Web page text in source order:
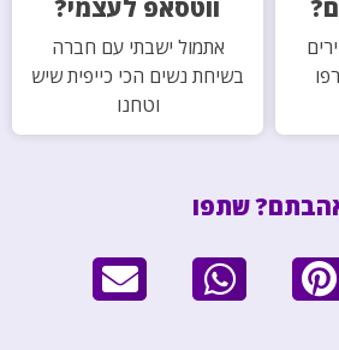
ווטסאפ לעצמי?
אתמול ישבתי עם חברה
בשיחת נשים הכי כייפית שיש
וטחנו
שתפו